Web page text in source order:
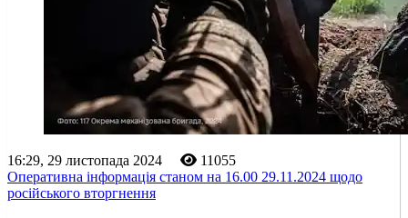
16:29, 29 листопада 2024
11055
Оперативна інформація станом на 16.00 29.11.2024 щодо
російського вторгнення